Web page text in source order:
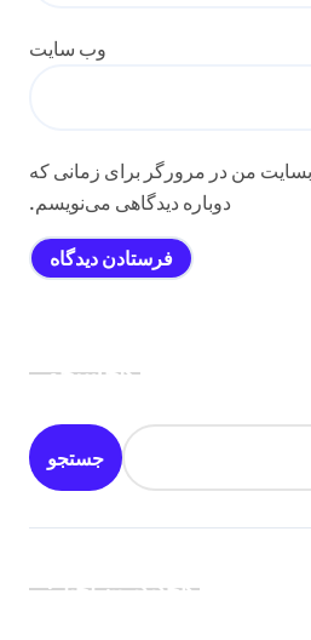
وب‌ سایت
من در مرورگر برای زمانی که
دوباره دیدگاهی می‌نویسم.
جستجو
جستجو
جدیدترین اخبار: